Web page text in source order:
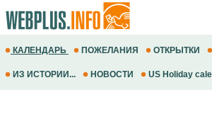
КАЛЕНДАРЬ ПОЖЕЛАНИЯ ОТКРЫТКИ
ИЗ ИСТОРИИ... НОВОСТИ US Holiday